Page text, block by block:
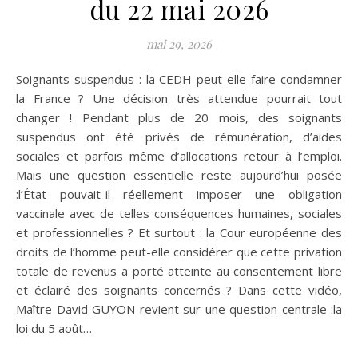
du 22 mai 2026
mai 29, 2026
Soignants suspendus : la CEDH peut-elle faire condamner
la France ? Une décision très attendue pourrait tout
changer ! Pendant plus de 20 mois, des soignants
suspendus ont été privés de rémunération, d’aides
sociales et parfois même d’allocations retour à l’emploi.
Mais une question essentielle reste aujourd’hui posée
:l’État pouvait-il réellement imposer une obligation
vaccinale avec de telles conséquences humaines, sociales
et professionnelles ? Et surtout : la Cour européenne des
droits de l’homme peut-elle considérer que cette privation
totale de revenus a porté atteinte au consentement libre
et éclairé des soignants concernés ? Dans cette vidéo,
Maître David GUYON revient sur une question centrale :la
loi du 5 août…